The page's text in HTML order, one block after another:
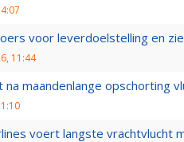
voor leverdoelstelling en
11:44
na maandenlange opschorting
voert langste vrachtvlucht